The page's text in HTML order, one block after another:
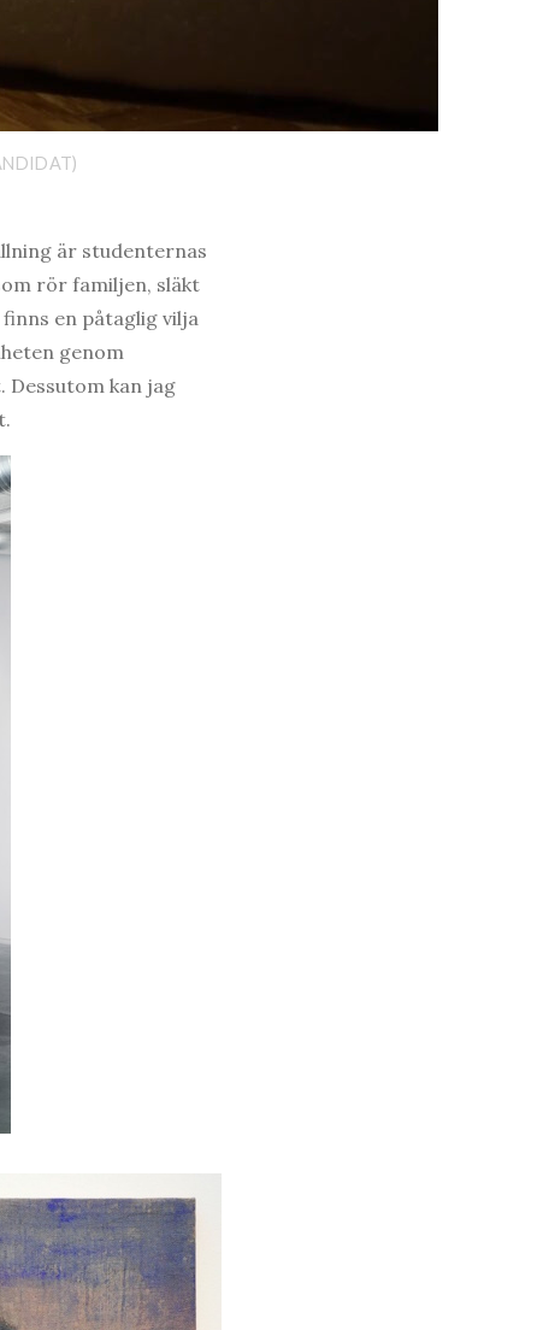
är studenternas
rör familjen, släkt
en påtaglig vilja
genom
Dessutom kan jag